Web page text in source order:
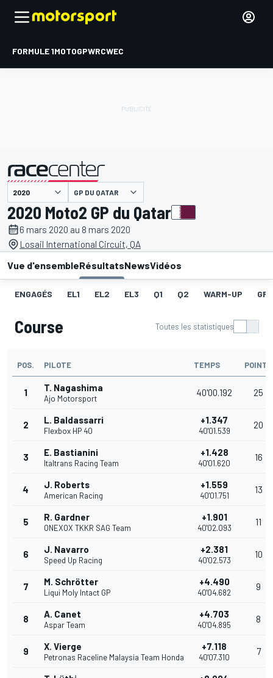
FORMULE 1MOTOGPWRCWEC
présenté par GP DU QATAR
2020 Moto2 GP du Qatar
6 mars 2020 au 8 mars 2020
Losail International Circuit, QA
Vue d'ensembleRésultatsNewsVidéos
ENGAGÉS EL1 EL2 EL3 Q1 Q2 WARM-UP
Course Toutes les statistiques
POS. PILOTE TEMPS POINTS
1 T. Nagashima
Ajo Motorsport
40'00.192 25
2 L. Baldassarri
Flexbox HP 40
+1.347
40'01.539
20
3 E. Bastianini
Italtrans Racing Team
+1.428
40'01.620
16
4 J. Roberts
American Racing
+1.559
40'01.751
13
5 R. Gardner
ONEXOX TKKR SAG Team
+1.901
40'02.093
11
6 J. Navarro
Speed Up Racing
+2.381
40'02.573
10
7 M. Schrötter
Liqui Moly Intact GP
+4.490
40'04.682
9
8 A. Canet
Aspar Team
+4.703
40'04.895
8
9 X. Vierge
Petronas Raceline Malaysia Team Honda
+7.118
40'07.310
7